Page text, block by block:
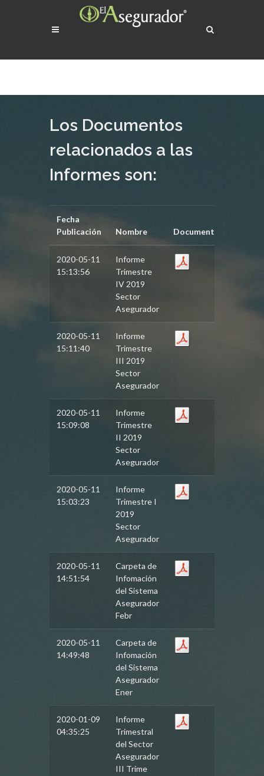
Los Documentos
relacionados a las
Informes son:
Fecha
Publicación
Nombre Documento
2020-05-11
15:13:56
Informe
Trimestre
IV 2019
Sector
Asegurador
2020-05-11
15:11:40
Informe
Trimestre
III 2019
Sector
Asegurador
2020-05-11
15:09:08
Informe
Trimestre
II 2019
Sector
Asegurador
2020-05-11
15:03:23
Informe
Trimestre I
2019
Sector
Asegurador
2020-05-11
14:51:54
Carpeta de
Infomación
del Sistema
Asegurador
Febr
2020-05-11
14:49:48
Carpeta de
Infomación
del Sistema
Asegurador
Ener
2020-01-09
04:35:25
Informe
Trimestral
del Sector
Asegurador
III Trime